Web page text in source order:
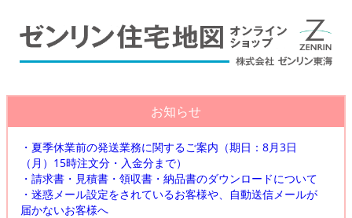
お知らせ
・夏季休業前の発送業務に関するご案内（期日：8月3日
（月）15時注文分・入金分まで）
・請求書・見積書・領収書・納品書のダウンロードについて
・迷惑メール設定をされているお客様や、自動送信メールが
届かないお客様へ